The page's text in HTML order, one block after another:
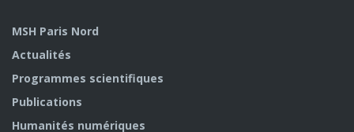
MSH Paris Nord
Actualités
Programmes scientifiques
Publications
Humanités numériques